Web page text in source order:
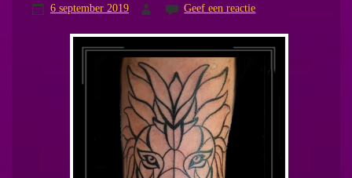
6 september 2019 Geef een reactie